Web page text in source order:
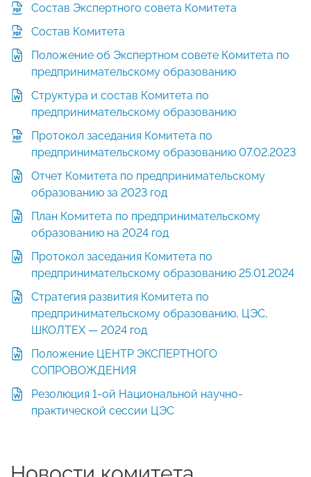
Состав Экспертного совета Комитета
Состав Комитета
Положение об Экспертном совете Комитета по
предпринимательскому образованию
Структура и состав Комитета по
предпринимательскому образованию
Протокол заседания Комитета по
предпринимательскому образованию 07.02.2023
Отчет Комитета по предпринимательскому
образованию за 2023 год
План Комитета по предпринимательскому
образованию на 2024 год
Протокол заседания Комитета по
предпринимательскому образованию 25.01.2024
Стратегия развития Комитета по
предпринимательскому образованию, ЦЭС,
ШКОЛТЕХ — 2024 год
Положение ЦЕНТР ЭКСПЕРТНОГО
СОПРОВОЖДЕНИЯ
Резолюция 1-ой Национальной научно-
практической сессии ЦЭС